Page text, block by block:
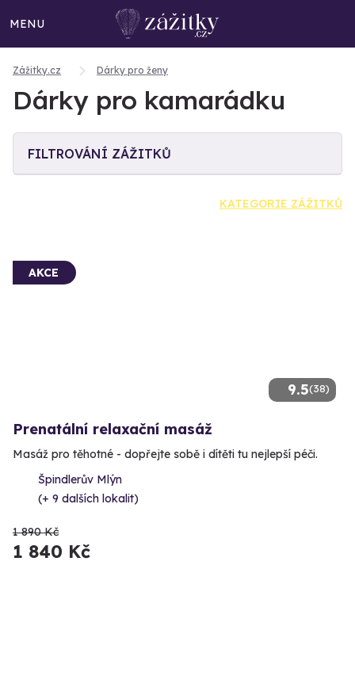
MENU
Zážitky.cz Dárky pro ženy
Dárky pro kamarádku
FILTROVÁNÍ ZÁŽITKŮ
KATEGORIE ZÁŽITKŮ
9.5(38)
AKCE
Prenatální relaxační masáž
Masáž pro těhotné - dopřejte sobě i dítěti tu nejlepší péči.
Špindlerův Mlýn
(+ 9 dalších lokalit)
1 890 Kč
1 840 Kč